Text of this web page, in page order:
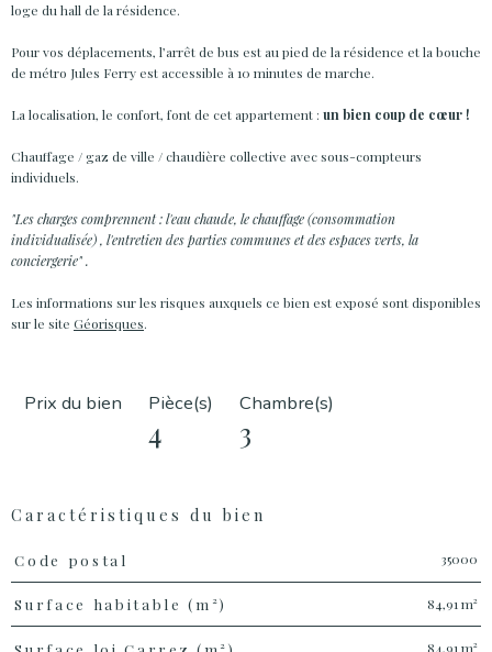
loge du hall de la résidence.
Pour vos déplacements, l’arrêt de bus est au pied de la résidence et la bouche
de métro Jules Ferry est accessible à 10 minutes de marche.
La localisation, le confort, font de cet appartement : un bien coup de cœur !
Chauffage / gaz de ville / chaudière collective avec sous-compteurs
individuels.
"Les charges comprennent : l'eau chaude, le chauffage (consommation
individualisée) , l'entretien des parties communes et des espaces verts, la
conciergerie" .
Les informations sur les risques auxquels ce bien est exposé sont disponibles
sur le site Géorisques.
Prix du bien Pièce(s)
4
Chambre(s)
3
Caractéristiques du bien
Caractéristiques Valeurs
Code postal 35000
Surface habitable (m²) 84,91 m²
84,91 m²